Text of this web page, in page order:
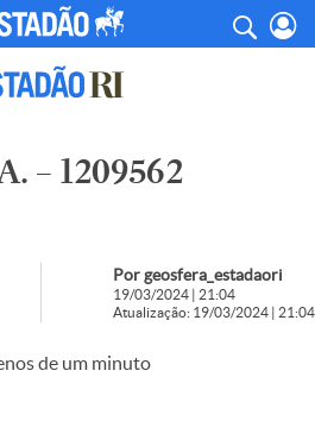
– 1209562
Por geosfera_estadaori
19/03/2024 | 21:04
Atualização: 19/03/2024 | 21:04
de um minuto